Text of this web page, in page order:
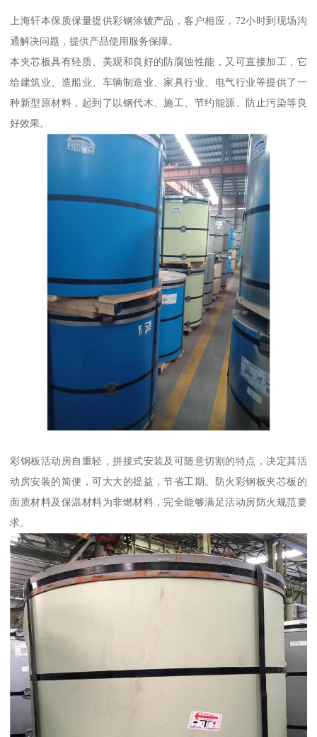
上海轩本保质保量提供彩钢涂镀产品，客户相应，72小时到现场沟
通解决问题，提供产品使用服务保障。
本夹芯板具有轻质、美观和良好的防腐蚀性能，又可直接加工，它
给建筑业、造船业、车辆制造业、家具行业、电气行业等提供了一
种新型原材料，起到了以钢代木、施工、节约能源、防止污染等良
好效果。
彩钢板活动房自重轻，拼接式安装及可随意切割的特点，决定其活
动房安装的简便，可大大的提益，节省工期。防火彩钢板夹芯板的
面质材料及保温材料为非燃材料，完全能够满足活动房防火规范要
求。